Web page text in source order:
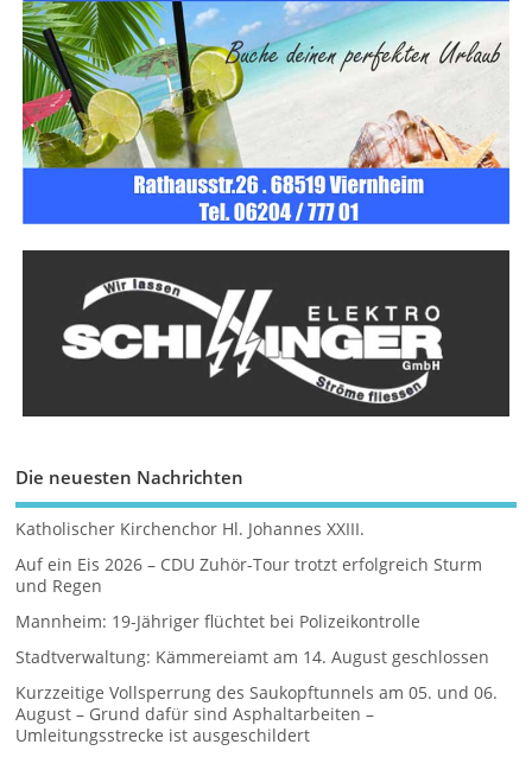
Die neuesten Nachrichten
Katholischer Kirchenchor Hl. Johannes XXIII.
Auf ein Eis 2026 – CDU Zuhör-Tour trotzt erfolgreich Sturm
und Regen
Mannheim: 19-Jähriger flüchtet bei Polizeikontrolle
Stadtverwaltung: Kämmereiamt am 14. August geschlossen
Kurzzeitige Vollsperrung des Saukopftunnels am 05. und 06.
August – Grund dafür sind Asphaltarbeiten –
Umleitungsstrecke ist ausgeschildert